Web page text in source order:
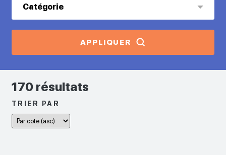
Catégorie
APPLIQUER
170 résultats
TRIER PAR